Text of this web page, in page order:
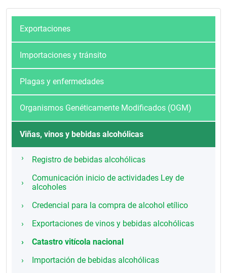
Exportaciones
Importaciones y tránsito
Plagas y enfermedades
Organismos Genéticamente Modificados (OGM)
Viñas, vinos y bebidas alcohólicas
Registro de bebidas alcohólicas
Comunicación inicio de actividades Ley de
alcoholes
Credencial para la compra de alcohol etílico
Exportaciones de vinos y bebidas alcohólicas
Catastro vitícola nacional
Importación de bebidas alcohólicas